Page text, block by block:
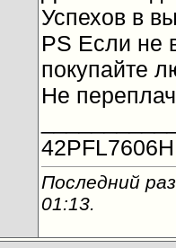
Успехов в
PS Если не
покупайте
Не
Последний
01:13.